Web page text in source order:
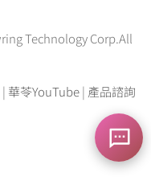
Technology Corp.All
| 華苓YouTube| 產品諮詢